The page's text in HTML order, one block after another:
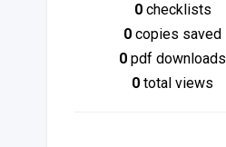
0checklists
0 copies saved
0 pdf downloads
0 total views